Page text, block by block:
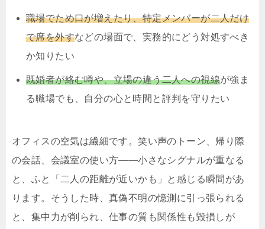
職場でため口が増えたり、特定メンバーが二人だけ
で席を外すなどの場面で、実務的にどう対処すべき
か知りたい
既婚者が絡む噂や、立場の違う二人への視線が強ま
る職場でも、自分の心と時間と評判を守りたい
オフィスの空気は繊細です。笑い声のトーン、帰り際
の会話、会議室の使い方——小さなシグナルが重なる
と、ふと「二人の距離が近いかも」と感じる瞬間があ
ります。そうした時、真偽不明の憶測に引っ張られる
と、集中力が削られ、仕事の質も関係性も毀損しが